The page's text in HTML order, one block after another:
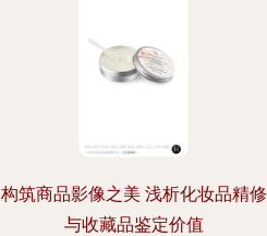
构筑商品影像之美 浅析化妆品精修
与收藏品鉴定价值